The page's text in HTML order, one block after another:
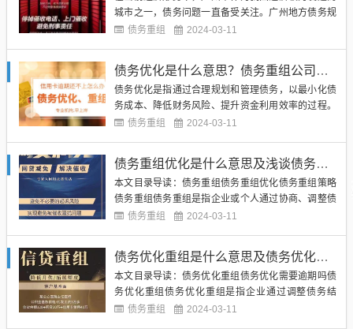
城市之一，债务问题一直备受关注。广州地方债务规
模庞大，债务结构复杂，且存在一定风险。为了有效
是指通过调整原有债务的期限、利率和偿还方式等，
以减轻债务负担，提高债务...
债务重组 2024-03-11
债务优化是什么意思？债务重组公司如何收费？
债务优化是指通过合理规划和管理债务，以最小化债
务成本、降低财务风险、提升资金利用效率的过程。
在企业经营中，债务优化可以帮助企业获得更多的资
重组、债务协商、债务清理等服务，帮助企业解决债
务问题，实现债务优化。（...
债务重组 2024-03-11
债务重组优化是什么意思及浅谈债务重组及其策略
本文目录导读：债务重组债务重组优化债务重组策略
债务重组债务重组是指企业或个人通过协商、调整债
务的金额、期限、利率等方式，以减轻债务负担，改
协商达成一致，调整债务的形式和条件，以实现债务
的优化和管理。（图片来源...
债务重组 2024-03-11
债务优化重组是什么意思及债务优化需要逾期吗
本文目录导读：债务优化重组债务优化需要逾期吗债
务优化重组债务优化重组是指企业通过调整债务结
构、降低财务风险、优化财务成本等方式来提高债务
债务重组 2024-03-11